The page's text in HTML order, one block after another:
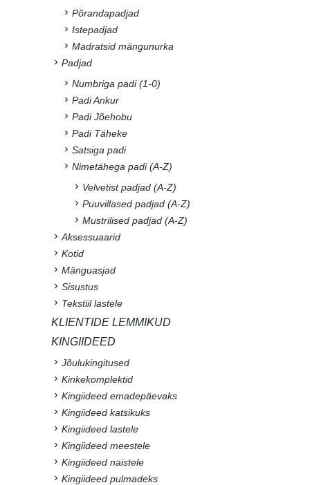
Põrandapadjad
Istepadjad
Madratsid mängunurka
Padjad
Numbriga padi (1-0)
Padi Ankur
Padi Jõehobu
Padi Täheke
Satsiga padi
Nimetähega padi (A-Z)
Velvetist padjad (A-Z)
Puuvillased padjad (A-Z)
Mustrilised padjad (A-Z)
Aksessuaarid
Kotid
Mänguasjad
Sisustus
Tekstiil lastele
KLIENTIDE LEMMIKUD
KINGIIDEED
Jõulukingitused
Kinkekomplektid
Kingiideed emadepäevaks
Kingiideed katsikuks
Kingiideed lastele
Kingiideed meestele
Kingiideed naistele
Kingiideed pulmadeks